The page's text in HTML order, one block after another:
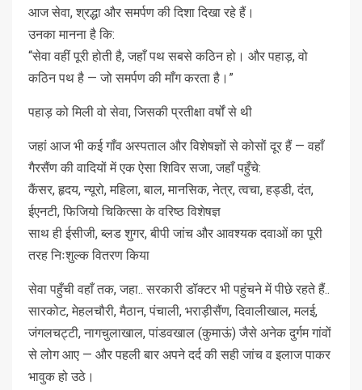
आज सेवा, श्रद्धा और समर्पण की दिशा दिखा रहे हैं।
उनका मानना है कि:
“सेवा वहीं पूरी होती है, जहाँ पथ सबसे कठिन हो। और पहाड़, वो
कठिन पथ है — जो समर्पण की माँग करता है।”
पहाड़ को मिली वो सेवा, जिसकी प्रतीक्षा वर्षों से थी
जहां आज भी कई गाँव अस्पताल और विशेषज्ञों से कोसों दूर हैं — वहाँ
गैरसैंण की वादियों में एक ऐसा शिविर सजा, जहाँ पहुँचे:
कैंसर, हृदय, न्यूरो, महिला, बाल, मानसिक, नेत्र, त्वचा, हड्डी, दंत,
ईएनटी, फिजियो चिकित्सा के वरिष्ठ विशेषज्ञ
साथ ही ईसीजी, ब्लड शुगर, बीपी जांच और आवश्यक दवाओं का पूरी
तरह निःशुल्क वितरण किया
सेवा पहुँची वहाँ तक, जहा.. सरकारी डॉक्टर भी पहुंचने में पीछे रहते हैं..
सारकोट, मेहलचौरी, मैठान, पंचाली, भराड़ीसैंण, दिवालीखाल, मलई,
जंगलचट्टी, नागचुलाखाल, पांडवखाल (कुमाऊं) जैसे अनेक दुर्गम गांवों
से लोग आए — और पहली बार अपने दर्द की सही जांच व इलाज पाकर
भावुक हो उठे।